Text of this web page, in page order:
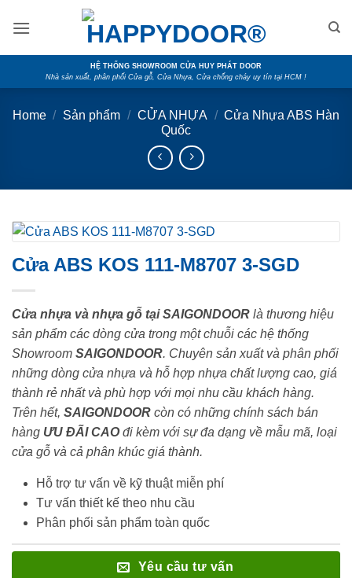
HỆ THỐNG SHOWROOM CỬA HUY PHÁT DOOR
Nhà sản xuất, phân phối Cửa gỗ, Cửa Nhựa, Cửa chống cháy uy tín tại HCM !
Home / Sản phẩm / CỬA NHỰA / Cửa Nhựa ABS Hàn
Quốc
Cửa ABS KOS 111-M8707 3-SGD
Cửa nhựa và nhựa gỗ tại SAIGONDOOR là thương hiệu
sản phẩm các dòng cửa trong một chuỗi các hệ thống
Showroom SAIGONDOOR. Chuyên sản xuất và phân phối
những dòng cửa nhựa và hỗ hợp nhựa chất lượng cao, giá
thành rẻ nhất và phù hợp với mọi nhu cầu khách hàng.
Trên hết, SAIGONDOOR còn có những chính sách bán
hàng ƯU ĐÃI CAOđi kèm với sự đa dạng về mẫu mã, loại
cửa gỗ và cả phân khúc giá thành.
Hỗ trợ tư vấn về kỹ thuật miễn phí
Tư vấn thiết kế theo nhu cầu
Phân phối sản phẩm toàn quốc
Yêu cầu tư vấn